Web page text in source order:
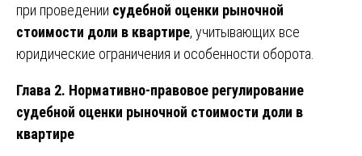
при проведении судебной оценки рыночной
стоимости доли в квартире, учитывающих все
юридические ограничения и особенности оборота.
Глава 2. Нормативно-правовое регулирование
судебной оценки рыночной стоимости доли в
квартире